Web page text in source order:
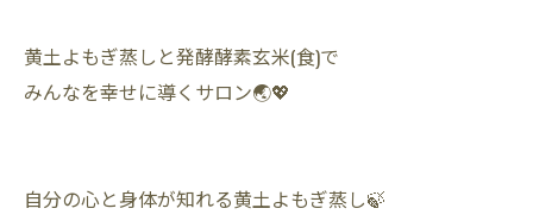
黄土よもぎ蒸しと発酵酵素玄米(食)で
みんなを幸せに導くサロン🌏💖
自分の心と身体が知れる黄土よもぎ蒸し🍃